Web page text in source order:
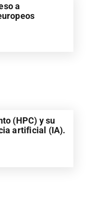
a
(HPC) y su
artificial (IA).